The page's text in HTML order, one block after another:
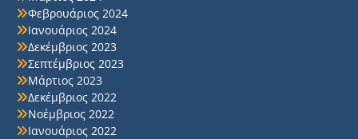
Φεβρουάριος 2024
Ιανουάριος 2024
Δεκέμβριος 2023
Σεπτέμβριος 2023
Μάρτιος 2023
Δεκέμβριος 2022
Νοέμβριος 2022
Ιανουάριος 2022